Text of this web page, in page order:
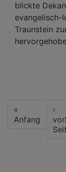
blickte
evangelisch-
Traunstein
First
page
«
Anfang
‹